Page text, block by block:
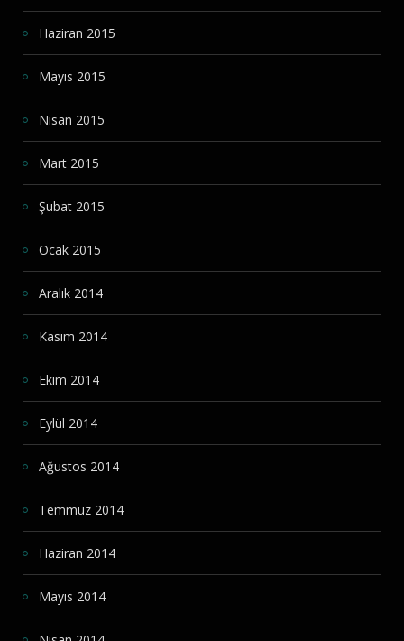
Haziran 2015
Mayıs 2015
Nisan 2015
Mart 2015
Şubat 2015
Ocak 2015
Aralık 2014
Kasım 2014
Ekim 2014
Eylül 2014
Ağustos 2014
Temmuz 2014
Haziran 2014
Mayıs 2014